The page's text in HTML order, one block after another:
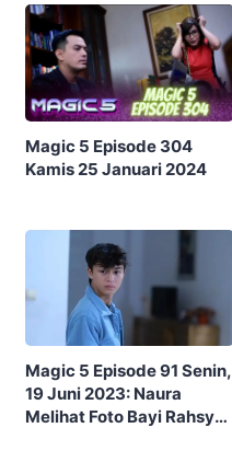
Magic 5 Episode 304
Kamis 25 Januari 2024
Magic 5 Episode 91 Senin,
19 Juni 2023: Naura
Melihat Foto Bayi Rahsya